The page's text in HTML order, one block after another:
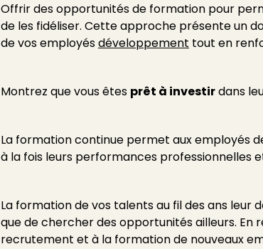
Offrir des opportunités de formation pour
de les fidéliser. Cette approche présente un
de vos employésdéveloppement tout en
Montrez que vous êtes prêt à investirdans
La formation continue permet aux employés
à la fois leurs performances professionnelles
La formation de vos talents au fil des ans
que de chercher des opportunités ailleurs. En
recrutement et à la formation de nouveaux